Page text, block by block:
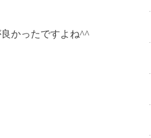
かったですよね^^